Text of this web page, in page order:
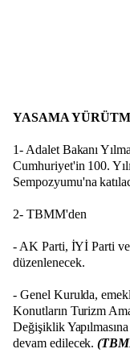
YASAMA
1- Adalet Bakanı
Cumhuriyet'in 100.
Sempozyumu'na
2- TBMM'den
- AK Parti, İYİ Parti ve
düzenlenecek.
- Genel Kurulda,
Konutların Turizm
Değişiklik
devam edilecek.